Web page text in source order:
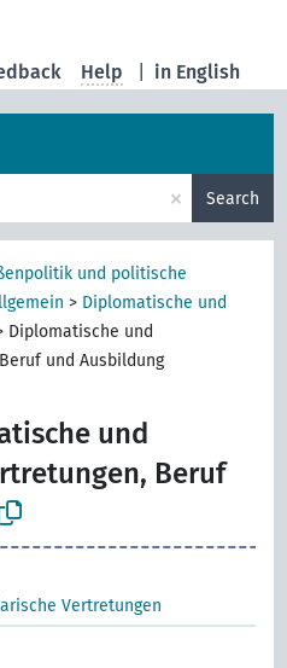
in English
Help
× Search
und politische
> Diplomatische und
Diplomatische und
und Ausbildung
und
Beruf
Vertretungen